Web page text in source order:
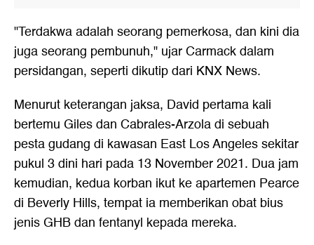
"Terdakwa adalah seorang pemerkosa, dan kini dia
juga seorang pembunuh," ujar Carmack dalam
persidangan, seperti dikutip dari KNX News.
Menurut keterangan jaksa, David pertama kali
bertemu Giles dan Cabrales-Arzola di sebuah
pesta gudang di kawasan East Los Angeles sekitar
pukul 3 dini hari pada 13 November 2021. Dua jam
kemudian, kedua korban ikut ke apartemen Pearce
di Beverly Hills, tempat ia memberikan obat bius
jenis GHB dan fentanyl kepada mereka.